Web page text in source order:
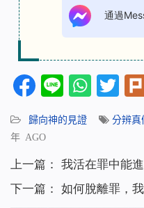
通過
Facebook
Line
歸向神的見證 分辨真
年 AGO
上一篇： 我活在罪中能
下一篇： 如何脫離罪，